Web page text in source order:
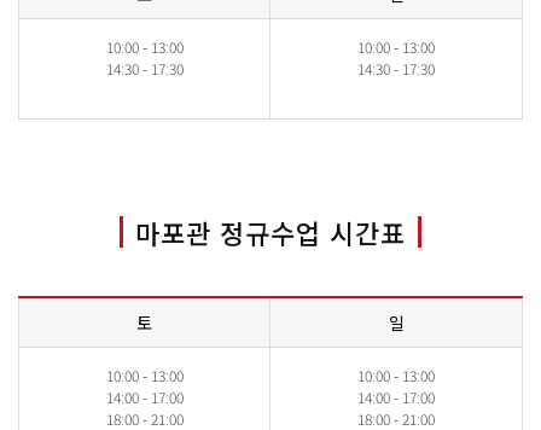
10:00 - 13:00
14:30 - 17:30
10:00 - 13:00
14:30 - 17:30
마포관 정규수업 시간표
토 일
10:00 - 13:00
14:00 - 17:00
18:00 - 21:00
10:00 - 13:00
14:00 - 17:00
18:00 - 21:00